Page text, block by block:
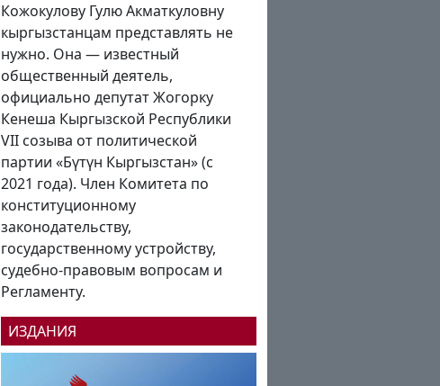
Кожокулову Гулю Акматкуловну
кыргызстанцам представлять не
нужно. Она — известный
общественный деятель,
официально депутат Жогорку
Кенеша Кыргызской Республики
VII созыва от политической
партии «Бүтүн Кыргызстан» (с
2021 года). Член Комитета по
конституционному
законодательству,
государственному устройству,
судебно-правовым вопросам и
Регламенту.
ИЗДАНИЯ